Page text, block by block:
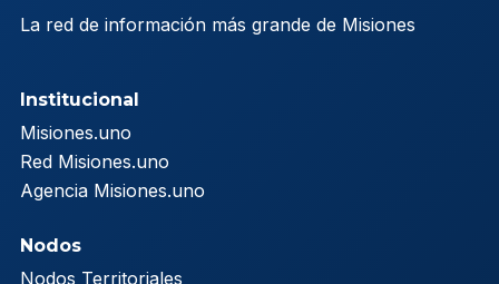
La red de información más grande de Misiones
Institucional
Misiones.uno
Red Misiones.uno
Agencia Misiones.uno
Nodos
Nodos Territoriales